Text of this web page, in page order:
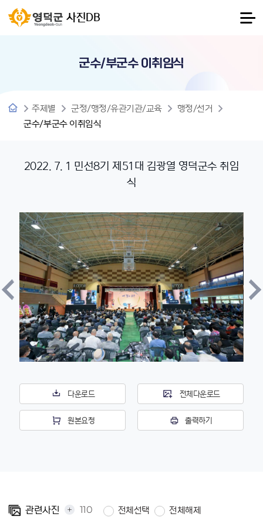
사진DB
군수/부군수 이취임식
주제별 군정/행정/유관기관/교육
행정/선거
군수/부군수 이취임식
2022. 7. 1 민선8기 제51대 김광열 영덕군수 취임
식
다운로드 전체다운로드
원본요청 출력하기
관련사진 + 110 전체선택 전체해제